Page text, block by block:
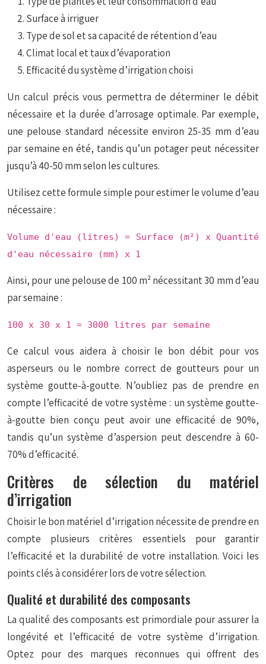
Surface à irriguer
Type de sol et sa capacité de rétention d’eau
Climat local et taux d’évaporation
Efficacité du système d’irrigation choisi
Un calcul précis vous permettra de déterminer le débit
nécessaire et la durée d’arrosage optimale. Par exemple,
une pelouse standard nécessite environ 25-35 mm d’eau
par semaine en été, tandis qu’un potager peut nécessiter
jusqu’à 40-50 mm selon les cultures.
Utilisez cette formule simple pour estimer le volume d’eau
nécessaire :
Volume d'eau (litres) = Surface (m²) x Quantité
d'eau nécessaire (mm) x 1
Ainsi, pour une pelouse de 100 m² nécessitant 30 mm d’eau
par semaine :
100 x 30 x 1 = 3000 litres par semaine
Ce calcul vous aidera à choisir le bon débit pour vos
asperseurs ou le nombre correct de goutteurs pour un
système goutte-à-goutte. N’oubliez pas de prendre en
compte l’efficacité de votre système : un système goutte-
à-goutte bien conçu peut avoir une efficacité de 90%,
tandis qu’un système d’aspersion peut descendre à 60-
70% d’efficacité.
Critères de sélection du matériel
d’irrigation
Choisir le bon matériel d’irrigation nécessite de prendre en
compte plusieurs critères essentiels pour garantir
l’efficacité et la durabilité de votre installation. Voici les
points clés à considérer lors de votre sélection.
Qualité et durabilité des composants
La qualité des composants est primordiale pour assurer la
longévité et l’efficacité de votre système d’irrigation.
Optez pour des marques reconnues qui offrent des